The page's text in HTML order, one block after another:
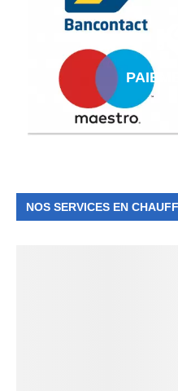
NOS SERVICES EN